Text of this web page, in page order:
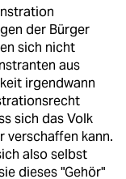
der Bürger
sich nicht
aus
irgendwann
sich das Volk
verschaffen kann.
also selbst
dieses "Gehör"